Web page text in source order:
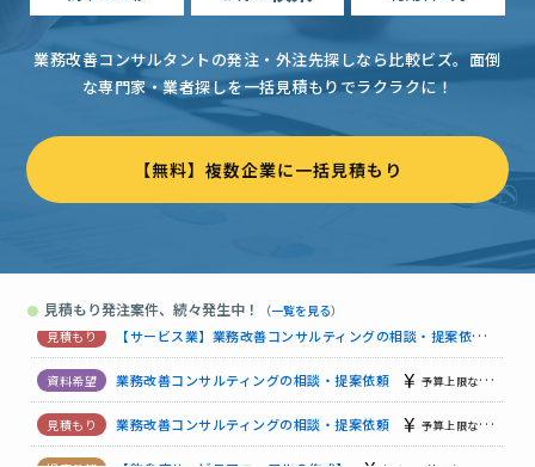
業務改善コンサルタントの発注・外注先探しなら比較ビズ。 面倒
な専門家・業者探しを一括見積もりでラクラクに！
【無料】複数企業に一括見積もり
● 見積もり発注案件、続々発生中！ （一覧を見る）
業務改善コンサルティングの相談・提案依頼 予算上限なし
【飲食店サービスマニュアルの作成】 相談して決めたい
業務改善コンサルティングの相談・提案依頼 相談して決めたい
【配信先指定】【管理職教育と営業改善】の相談・提案依頼
【人事業務改善】業務改善コンサルティングの相談・提案依頼
業務改善コンサルティングの相談・提案依頼 予算上限なし
業務改善コンサルティングの相談・提案依頼
【サービス業】業務改善コンサルティングの相談・提案依頼
業務改善コンサルティングの相談・提案依頼 予算上限なし
業務改善コンサルティングの相談・提案依頼 予算上限なし